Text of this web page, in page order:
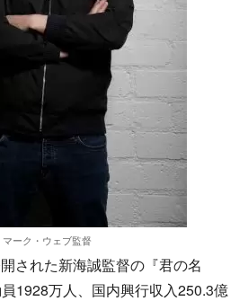
マーク・ウェブ監督
された新海誠監督の『君の名
1928万人、国内興行収入250.3億